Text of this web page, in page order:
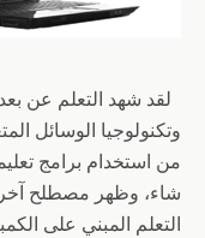
لقد شهد التعلم عن
من استخدام برامج
شاء، وظهر مصطلح